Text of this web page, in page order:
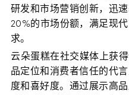
研发和市场营销创新，迅
20%的市场份额，满足现
求。
云朵蛋糕在社交媒体上获
品定位和消费者信任的代
度和喜好度。通过展示高